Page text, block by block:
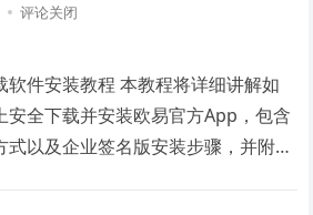
评论关闭
软件安装教程 本教程将详细讲解如
安全下载并安装欧易官方App，包含
以及企业签名版安装步骤，并附上